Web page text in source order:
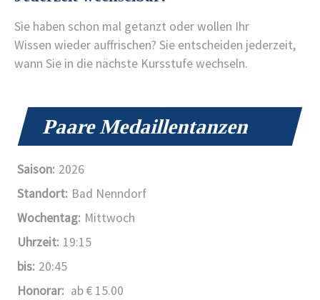
Sie haben schon mal getanzt oder wollen Ihr
Wissen wieder auffrischen? Sie entscheiden jederzeit,
wann Sie in die nächste Kursstufe wechseln.
Paare Medaillentanzen
2026
Bad Nenndorf
Mittwoch
19:15
20:45
ab € 15.00